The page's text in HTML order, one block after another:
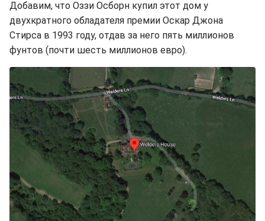
Добавим, что Оззи Осборн купил этот дом у
двухкратного обладателя премии Оскар Джона
Стирса в 1993 году, отдав за него пять миллионов
фунтов (почти шесть миллионов евро).